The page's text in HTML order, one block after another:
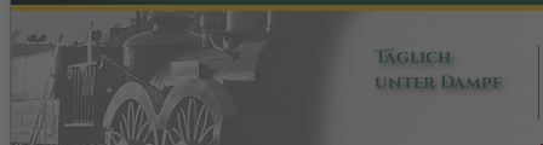
Täglich
unter Dampf